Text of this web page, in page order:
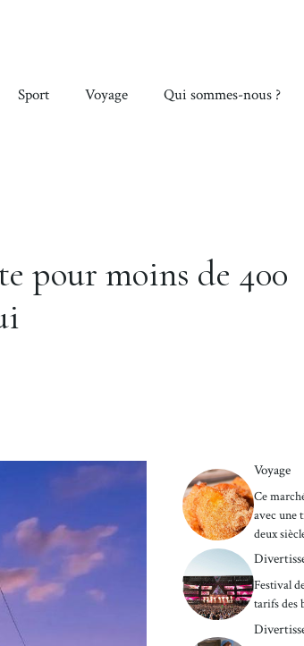
Sport Voyage Qui sommes-nous ?
pour moins de 400
Voyage
Ce
avec une
deux
Festival
tarifs des